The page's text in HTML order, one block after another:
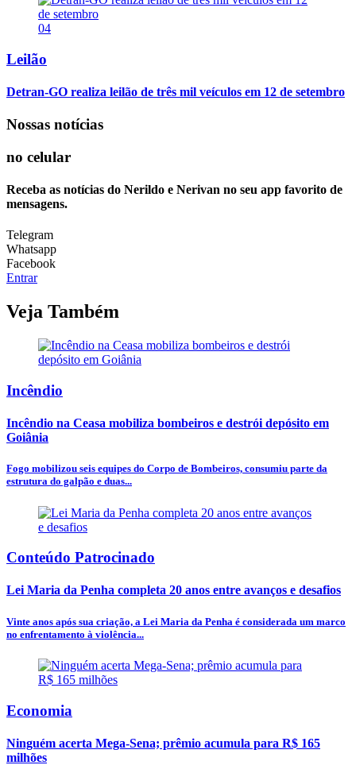
04
Leilão
Detran-GO realiza leilão de três mil veículos em 12 de setembro
Nossas notícias
no celular
Receba as notícias do Nerildo e Nerivan no seu app favorito de
mensagens.
Telegram
Whatsapp
Facebook
Entrar
Veja Também
Incêndio
Incêndio na Ceasa mobiliza bombeiros e destrói depósito em
Goiânia
Fogo mobilizou seis equipes do Corpo de Bombeiros, consumiu parte da
estrutura do galpão e duas...
Conteúdo Patrocinado
Lei Maria da Penha completa 20 anos entre avanços e desafios
Vinte anos após sua criação, a Lei Maria da Penha é considerada um marco
no enfrentamento à violência...
Economia
Ninguém acerta Mega-Sena; prêmio acumula para R$ 165
milhões